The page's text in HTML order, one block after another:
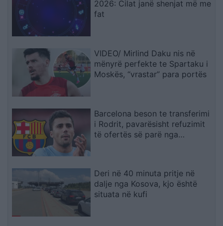
2026: Cilat janë shenjat më me
fat
VIDEO/ Mirlind Daku nis në
mënyrë perfekte te Spartaku i
Moskës, “vrastar” para portës
Barcelona beson te transferimi
i Rodrit, pavarësisht refuzimit
të ofertës së parë nga
Deri në 40 minuta pritje në
dalje nga Kosova, kjo është
situata në kufi